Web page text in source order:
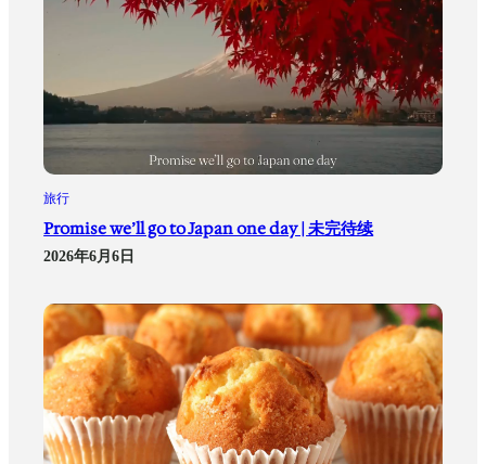
旅行
Promise we’ll go to Japan one day | 未完待续
2026年6月6日